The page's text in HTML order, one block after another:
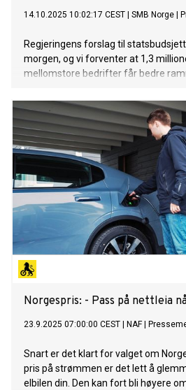
14.10.2025 10:02:17 CEST SMB Norge
Regjeringens forslag til
morgen, og vi forventer at 1,3
mellomstore bedrifter får bedre
Norgespris: - Pass på nettleia
23.9.2025 07:00:00 CEST NAF|
Snart er det klart for valget om
pris på strømmen er det lett å
elbilen din. Den kan fort bli høyere